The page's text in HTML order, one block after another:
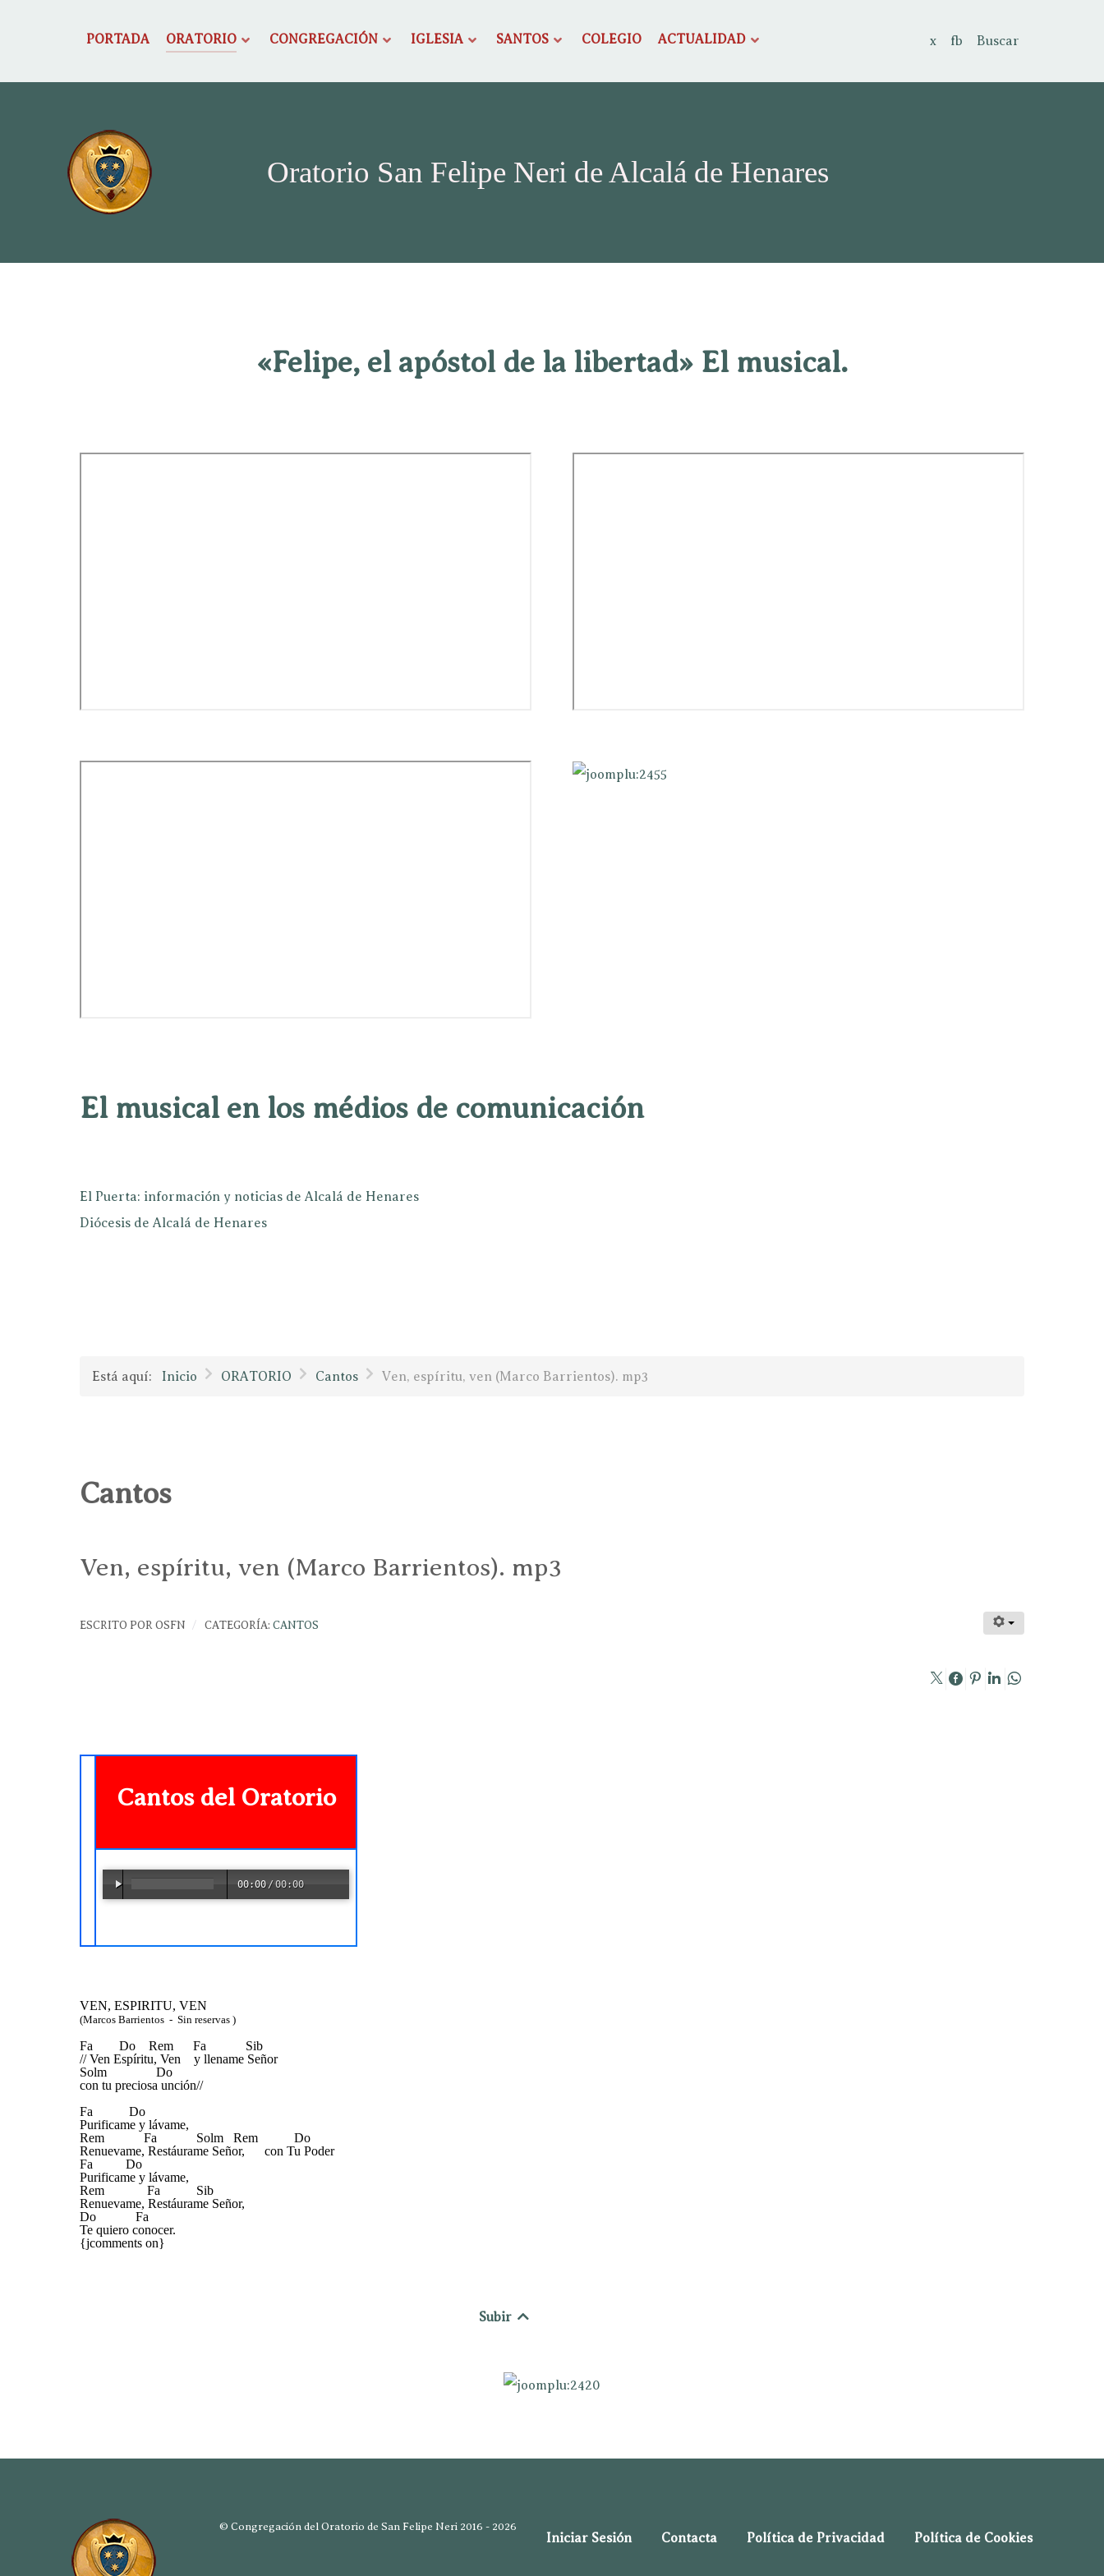
PORTADA ORATORIO CONGREGACIÓN IGLESIA SANTOS COLEGIO ACTUALIDAD x fb Buscar
Oratorio San Felipe Neri de Alcalá de Henares
«Felipe, el apóstol de la libertad» El musical.
El musical en los médios de comunicación
El Puerta: información y noticias de Alcalá de Henares
Diócesis de Alcalá de Henares
Está aquí: Inicio ORATORIO Cantos Ven, espíritu, ven (Marco Barrientos). mp3
Cantos
Ven, espíritu, ven (Marco Barrientos). mp3
ESCRITO POR OSFN CATEGORÍA: CANTOS
Cantos del Oratorio
00:00 /00:00
VEN, ESPIRITU, VEN
(Marcos Barrientos - Sin reservas )
Fa Do Rem Fa Sib
// Ven Espíritu, Ven y llename Señor
Solm Do
con tu preciosa unción//
Fa Do
Purificame y lávame,
Rem Fa Solm Rem Do
Renuevame, Restáurame Señor, con Tu Poder
Fa Do
Purificame y lávame,
Rem Fa Sib
Renuevame, Restáurame Señor,
Do Fa
Te quiero conocer.
{jcomments on}
Subir
© Congregación del Oratorio de San Felipe Neri 2016 - 2026
Iniciar Sesión Contacta Política de Privacidad Política de Cookies